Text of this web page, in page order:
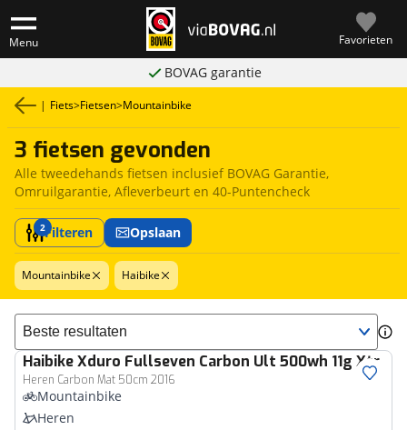
Menu Favorieten
BOVAG garantie
| Fiets>Fietsen>Mountainbike
3 fietsen gevonden
Alle tweedehands fietsen inclusief BOVAG Garantie,
Omruilgarantie, Afleverbeurt en 40-Puntencheck
2Filteren Opslaan
Mountainbike Haibike
Sorteer resultaten
HaibikeXduro Fullseven Carbon Ult 500wh 11g Xtr
Heren Carbon Mat 50cm 2016
Mountainbike
Heren